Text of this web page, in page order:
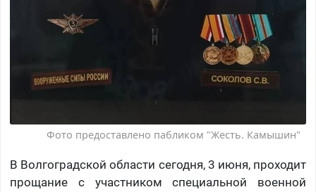
Фото предоставлено пабликом "Жесть. Камышин"
В Волгоградской области сегодня, 3 июня, проходит
прощание с участником специальной военной